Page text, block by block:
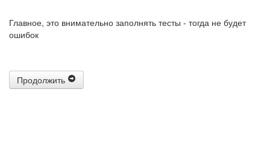
Главное, это внимательно заполнять тесты - тогда не будет
ошибок
Продолжить